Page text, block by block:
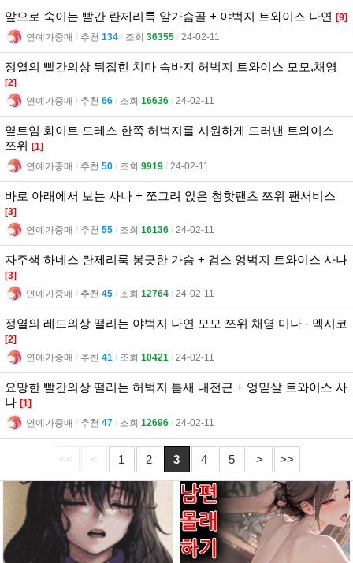
앞으로 숙이는 빨간 란제리룩 알가슴골 + 야벅지 트와이스 나연 [9]
연예가중매 l 추천 134 l 조회 36355 l 24-02-11
정열의 빨간의상 뒤집힌 치마 속바지 허벅지 트와이스 모모,채영
[2]
연예가중매 l 추천 66 l 조회 16636 l 24-02-11
옆트임 화이트 드레스 한쪽 허벅지를 시원하게 드러낸 트와이스
쯔위 [1]
연예가중매 l 추천 50 l 조회 9919 l 24-02-11
바로 아래에서 보는 사나 + 쪼그려 앉은 청핫팬츠 쯔위 팬서비스
[3]
연예가중매 l 추천 55 l 조회 16136 l 24-02-11
자주색 하네스 란제리룩 봉긋한 가슴 + 검스 엉벅지 트와이스 사나
[3]
연예가중매 l 추천 45 l 조회 12764 l 24-02-11
정열의 레드의상 떨리는 야벅지 나연 모모 쯔위 채영 미나 - 멕시코
[2]
연예가중매 l 추천 41 l 조회 10421 l 24-02-11
요망한 빨간의상 떨리는 허벅지 틈새 내전근 + 엉밑살 트와이스 사
나 [1]
연예가중매 l 추천 47 l 조회 12696 l 24-02-11
<< < 1 2 3 4 5 > >>